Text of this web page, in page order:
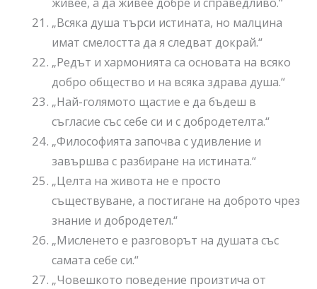
„Всяка душа търси истината, но малцина
имат смелостта да я следват докрай.“
„Редът и хармонията са основата на всяко
добро общество и на всяка здрава душа.“
„Най-голямото щастие е да бъдеш в
съгласие със себе си и с добродетелта.“
„Философията започва с удивление и
завършва с разбиране на истината.“
„Целта на живота не е просто
съществуване, а постигане на доброто чрез
знание и добродетел.“
„Мисленето е разговорът на душата със
самата себе си.“
„Човешкото поведение произтича от